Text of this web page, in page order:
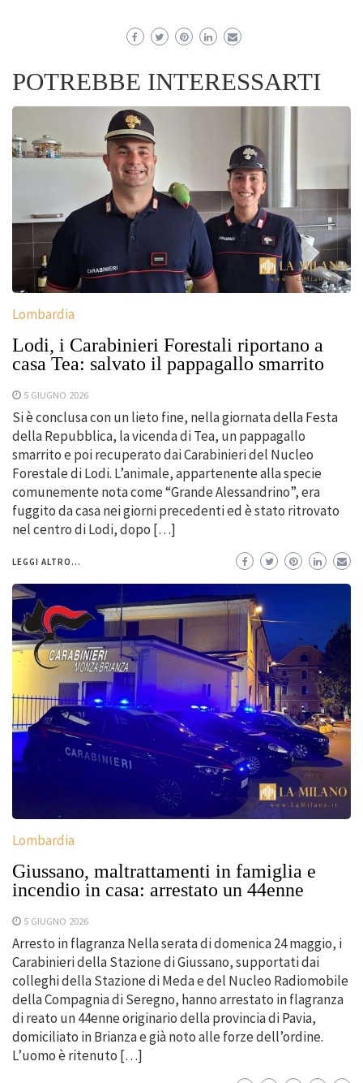
POTREBBE INTERESSARTI
Lombardia
Lodi, i Carabinieri Forestali riportano a
casa Tea: salvato il pappagallo smarrito
5 GIUGNO 2026
Si è conclusa con un lieto fine, nella giornata della Festa
della Repubblica, la vicenda di Tea, un pappagallo
smarrito e poi recuperato dai Carabinieri del Nucleo
Forestale di Lodi. L’animale, appartenente alla specie
comunemente nota come “Grande Alessandrino”, era
fuggito da casa nei giorni precedenti ed è stato ritrovato
nel centro di Lodi, dopo […]
LEGGI ALTRO...
Lombardia
Giussano, maltrattamenti in famiglia e
incendio in casa: arrestato un 44enne
5 GIUGNO 2026
Arresto in flagranza Nella serata di domenica 24 maggio, i
Carabinieri della Stazione di Giussano, supportati dai
colleghi della Stazione di Meda e del Nucleo Radiomobile
della Compagnia di Seregno, hanno arrestato in flagranza
di reato un 44enne originario della provincia di Pavia,
domiciliato in Brianza e già noto alle forze dell’ordine.
L’uomo è ritenuto […]